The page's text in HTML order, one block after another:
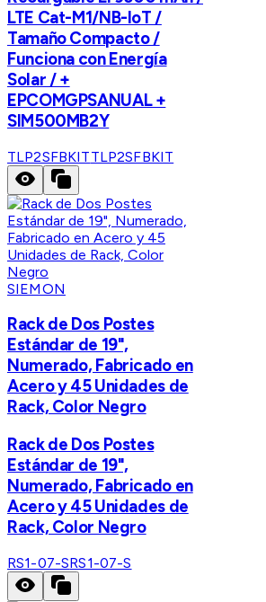
LTE Cat-M1/NB-IoT /
Tamaño Compacto /
Funciona con Energía
Solar / +
EPCOMGPSANUAL +
SIM500MB2Y
TLP2SFBKITTLP2SFBKIT
SIEMON
Rack de Dos Postes
Estándar de 19",
Numerado, Fabricado en
Acero y 45 Unidades de
Rack, Color Negro
Rack de Dos Postes
Estándar de 19",
Numerado, Fabricado en
Acero y 45 Unidades de
Rack, Color Negro
RS1-07-SRS1-07-S